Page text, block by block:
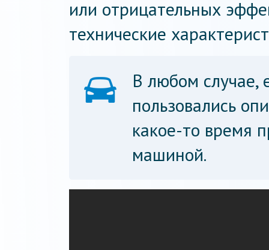
или отрицательных
технические
В любом случае,
пользовались
какое-то время
машиной.